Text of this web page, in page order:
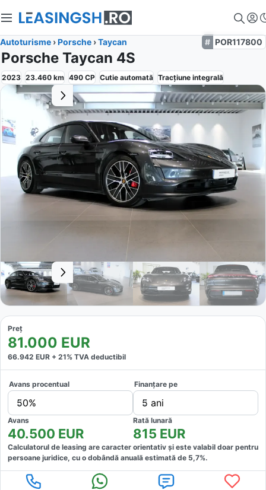
Autoturisme ›Porsche ›Taycan POR117800
Porsche Taycan 4S
2023 23.460 km 490 CP Cutie automată Tracțiune integrală
Preț
81.000 EUR
66.942 EUR + 21% TVA deductibil
Avans procentual
50%
Finanțare pe
5 ani
Avans
40.500 EUR
Rată lunară
815 EUR
Calculatorul de leasing are caracter orientativ și este valabil doar pentru
persoane juridice, cu o dobândă anuală estimată de 5,7%.